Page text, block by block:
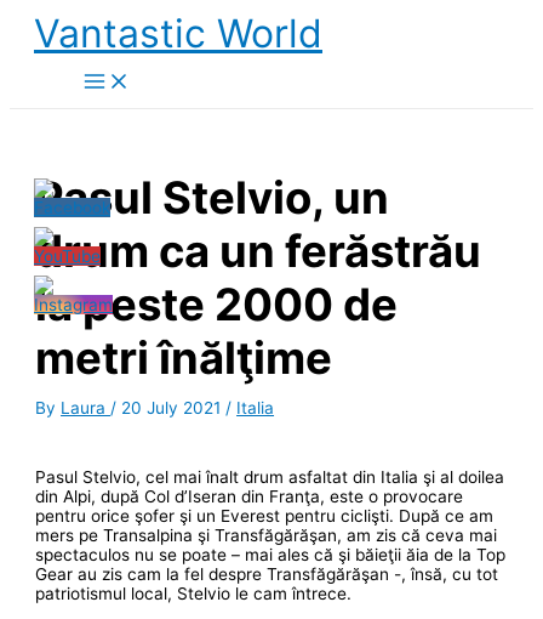
Skip
content
Vantastic World
Pasul Stelvio, un
drum ca un ferăstrău
la peste 2000 de
metri înălţime
By Laura / 20 July 2021 / Italia
Pasul Stelvio, cel mai înalt drum asfaltat din Italia şi al doilea
din Alpi, după Col d’Iseran din Franţa, este o provocare
pentru orice şofer şi un Everest pentru ciclişti. După ce am
mers pe Transalpina şi Transfăgărăşan, am zis că ceva mai
spectaculos nu se poate – mai ales că şi băieţii ăia de la Top
Gear au zis cam la fel despre Transfăgărăşan -, însă, cu tot
patriotismul local, Stelvio le cam întrece.